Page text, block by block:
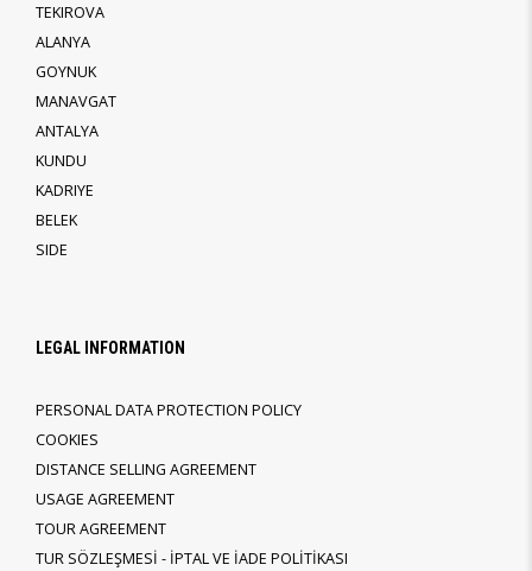
TEKIROVA
ALANYA
GOYNUK
MANAVGAT
ANTALYA
KUNDU
KADRIYE
BELEK
SIDE
LEGAL INFORMATION
PERSONAL DATA PROTECTION POLICY
COOKIES
DISTANCE SELLING AGREEMENT
USAGE AGREEMENT
TOUR AGREEMENT
TUR SÖZLEŞMESİ - İPTAL VE İADE POLİTİKASI